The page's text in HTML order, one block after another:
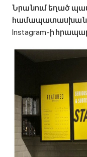
Նրանում եղած
Instagram-ի